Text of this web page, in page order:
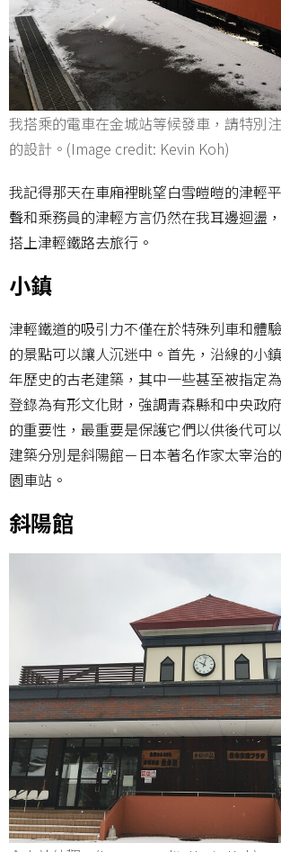
我搭乘的電車在金城站等候發車，請特別
的設計。(Image credit: Kevin Koh)
我記得那天在車廂裡眺望白雪皚皚的津輕
聲和乘務員的津輕方言仍然在我耳邊迴盪
搭上津輕鐵路去旅行。
小鎮
津輕鐵道的吸引力不僅在於特殊列車和體
的景點可以讓人沉迷中。首先，沿線的小
年歷史的古老建築，其中一些甚至被指定
登錄為有形文化財，強調青森縣和中央政
的重要性，最重要是保護它們以供後代可
建築分別是斜陽館－日本著名作家太宰治
園車站。
斜陽館